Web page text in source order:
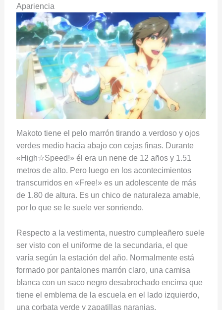
Apariencia
Makoto tiene el pelo marrón tirando a verdoso y ojos
verdes medio hacia abajo con cejas finas. Durante
«High☆Speed!» él era un nene de 12 años y 1.51
metros de alto. Pero luego en los acontecimientos
transcurridos en «Free!» es un adolescente de más
de 1.80 de altura. Es un chico de naturaleza amable,
por lo que se le suele ver sonriendo.
Respecto a la vestimenta, nuestro cumpleañero suele
ser visto con el uniforme de la secundaria, el que
varía según la estación del año. Normalmente está
formado por pantalones marrón claro, una camisa
blanca con un saco negro desabrochado encima que
tiene el emblema de la escuela en el lado izquierdo,
una corbata verde y zapatillas naranjas.